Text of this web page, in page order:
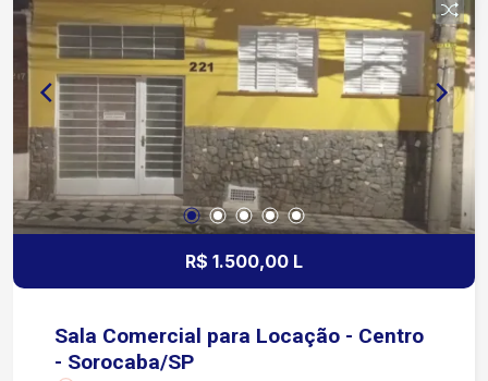
Avenida General Carneiro Região com excelente
infraestrutura, cercada por bancos, comércios,
restaurantes, serviços e transporte público,
oferecendo fácil acesso às principais vias da
cidade.
R$ 1.500,00 L
Sala Comercial para Locação - Centro
- Sorocaba/SP